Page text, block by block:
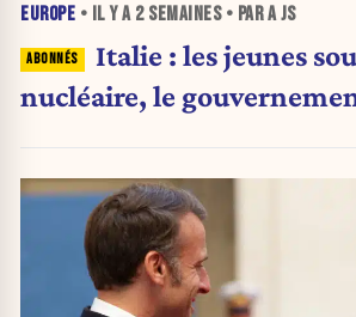
EUROPE • IL Y A 2 SEMAINES• PAR A JS
Italie : les jeunes
nucléaire, le